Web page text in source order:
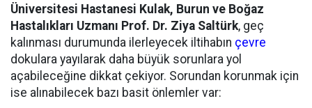
Üniversitesi Hastanesi Kulak, Burun ve Boğaz
Hastalıkları Uzmanı Prof. Dr. Ziya Saltürk, geç
kalınması durumunda ilerleyecek iltihabın çevre
dokulara yayılarak daha büyük sorunlara yol
açabileceğine dikkat çekiyor. Sorundan korunmak için
ise alınabilecek bazı basit önlemler var: